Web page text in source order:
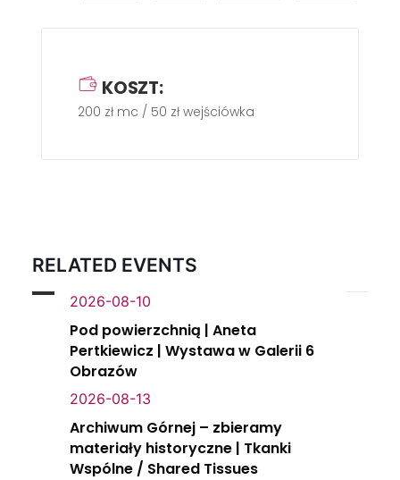
KOSZT:
200 zł mc / 50 zł wejściówka
RELATED EVENTS
2026-08-10
Pod powierzchnią | Aneta
Pertkiewicz | Wystawa w Galerii 6
Obrazów
2026-08-13
Archiwum Górnej – zbieramy
materiały historyczne | Tkanki
Wspólne / Shared Tissues